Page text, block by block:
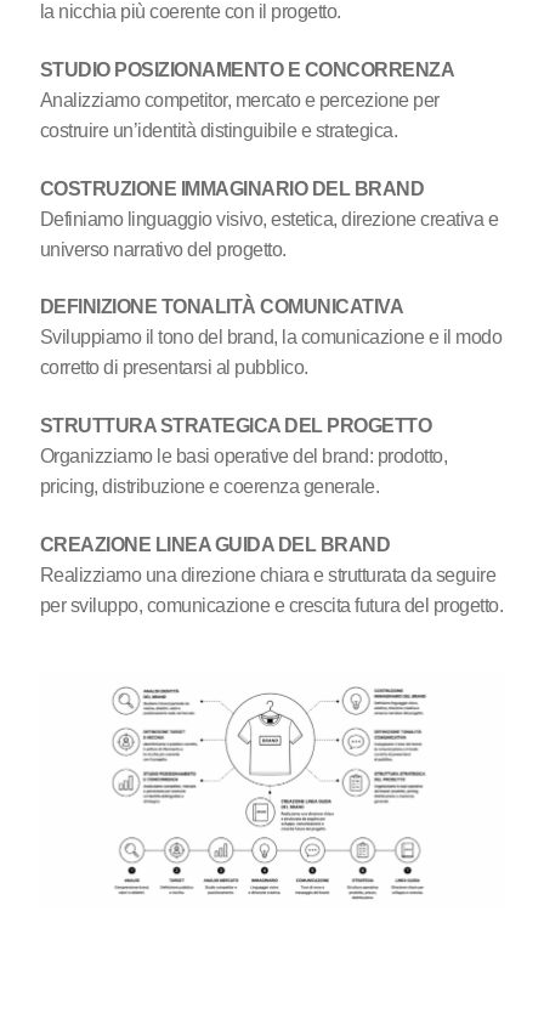
la nicchia più coerente con il progetto.
STUDIO POSIZIONAMENTO E CONCORRENZA
Analizziamo competitor, mercato e percezione per
costruire un’identità distinguibile e strategica.
COSTRUZIONE IMMAGINARIO DEL BRAND
Definiamo linguaggio visivo, estetica, direzione creativa e
universo narrativo del progetto.
DEFINIZIONE TONALITÀ COMUNICATIVA
Sviluppiamo il tono del brand, la comunicazione e il modo
corretto di presentarsi al pubblico.
STRUTTURA STRATEGICA DEL PROGETTO
Organizziamo le basi operative del brand: prodotto,
pricing, distribuzione e coerenza generale.
CREAZIONE LINEA GUIDA DEL BRAND
Realizziamo una direzione chiara e strutturata da seguire
per sviluppo, comunicazione e crescita futura del progetto.